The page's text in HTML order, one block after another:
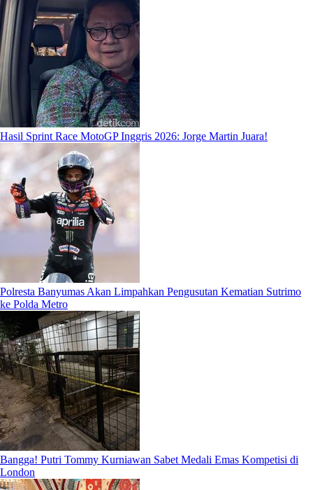
Hasil Sprint Race MotoGP Inggris 2026: Jorge Martin Juara!
Polresta Banyumas Akan Limpahkan Pengusutan Kematian Sutrimo
ke Polda Metro
Bangga! Putri Tommy Kurniawan Sabet Medali Emas Kompetisi di
London